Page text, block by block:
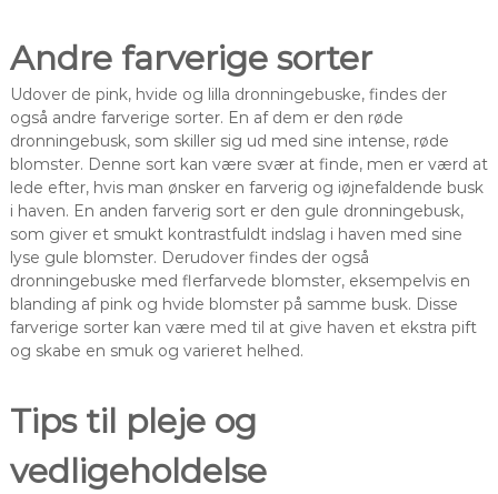
Andre farverige sorter
Udover de pink, hvide og lilla dronningebuske, findes der
også andre farverige sorter. En af dem er den røde
dronningebusk, som skiller sig ud med sine intense, røde
blomster. Denne sort kan være svær at finde, men er værd at
lede efter, hvis man ønsker en farverig og iøjnefaldende busk
i haven. En anden farverig sort er den gule dronningebusk,
som giver et smukt kontrastfuldt indslag i haven med sine
lyse gule blomster. Derudover findes der også
dronningebuske med flerfarvede blomster, eksempelvis en
blanding af pink og hvide blomster på samme busk. Disse
farverige sorter kan være med til at give haven et ekstra pift
og skabe en smuk og varieret helhed.
Tips til pleje og
vedligeholdelse